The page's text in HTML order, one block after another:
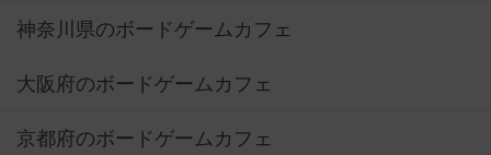
神奈川県のボードゲームカフェ
大阪府のボードゲームカフェ
京都府のボードゲームカフェ